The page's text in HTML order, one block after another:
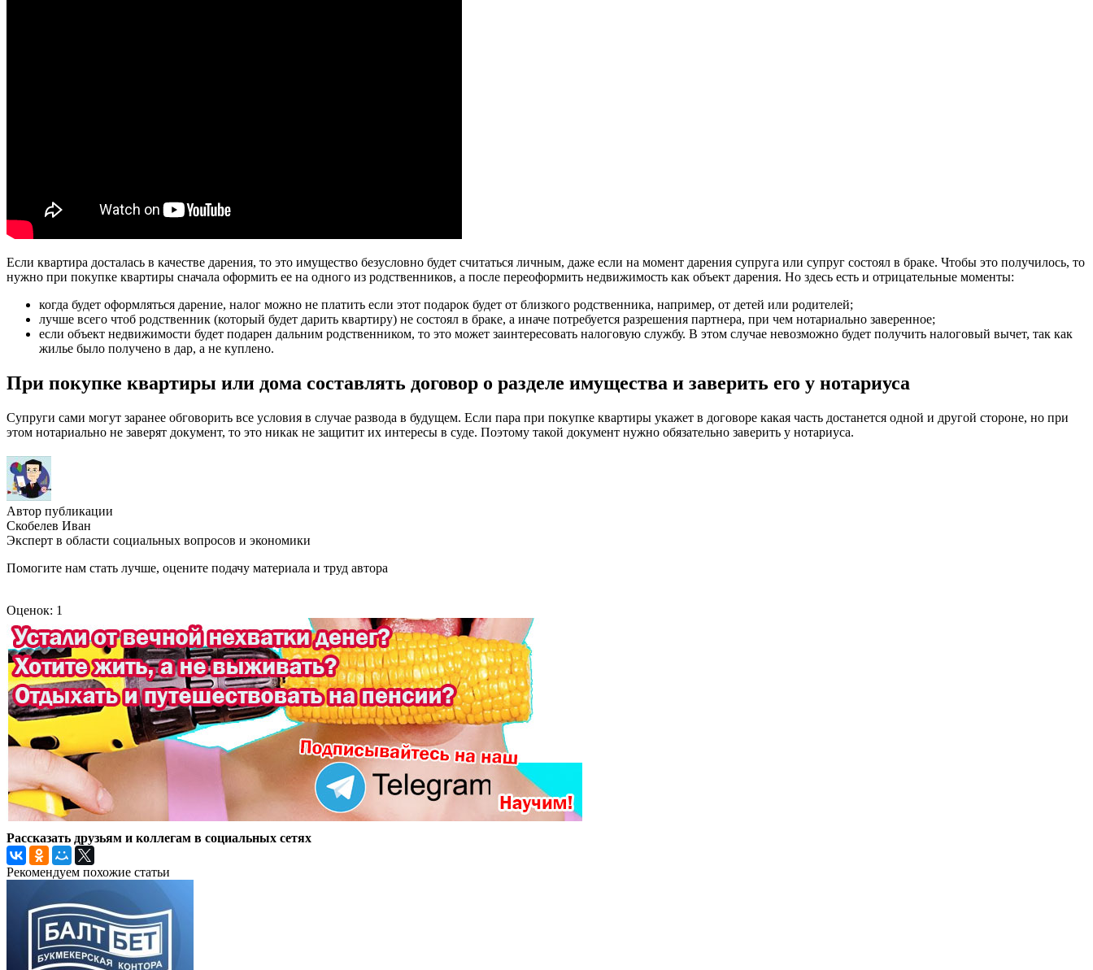
Если квартира досталась в качестве дарения, то это имущество безусловно будет считаться личным, даже если на момент дарения супруга или супруг состоял в браке. Чтобы это получилось, то
нужно при покупке квартиры сначала оформить ее на одного из родственников, а после переоформить недвижимость как объект дарения. Но здесь есть и отрицательные моменты:
когда будет оформляться дарение, налог можно не платить если этот подарок будет от близкого родственника, например, от детей или родителей;
лучше всего чтоб родственник (который будет дарить квартиру) не состоял в браке, а иначе потребуется разрешения партнера, при чем нотариально заверенное;
если объект недвижимости будет подарен дальним родственником, то это может заинтересовать налоговую службу. В этом случае невозможно будет получить налоговый вычет, так как
жилье было получено в дар, а не куплено.
При покупке квартиры или дома составлять договор о разделе имущества и заверить его у нотариуса
Супруги сами могут заранее обговорить все условия в случае развода в будущем. Если пара при покупке квартиры укажет в договоре какая часть достанется одной и другой стороне, но при
этом нотариально не заверят документ, то это никак не защитит их интересы в суде. Поэтому такой документ нужно обязательно заверить у нотариуса.
Автор публикации
Скобелев Иван
Эксперт в области социальных вопросов и экономики
Помогите нам стать лучше, оцените подачу материала и труд автора
Оценок: 1
Рассказать друзьям и коллегам в социальных сетях
Рекомендуем похожие статьи